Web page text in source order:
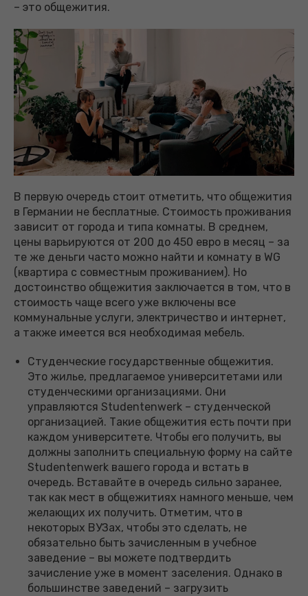
– это общежития.
В первую очередь стоит отметить, что общежития
в Германии не бесплатные. Стоимость проживания
зависит от города и типа комнаты. В среднем,
цены варьируются от 200 до 450 евро в месяц – за
те же деньги часто можно найти и комнату в WG
(квартира с совместным проживанием). Но
достоинство общежития заключается в том, что в
стоимость чаще всего уже включены все
коммунальные услуги, электричество и интернет,
а также имеется вся необходимая мебель.
Студенческие государственные общежития.
Это жилье, предлагаемое университетами или
студенческими организациями. Они
управляются Studentenwerk – студенческой
организацией. Такие общежития есть почти при
каждом университете. Чтобы его получить, вы
должны заполнить специальную форму на сайте
Studentenwerk вашего города и встать в
очередь. Вставайте в очередь сильно заранее,
так как мест в общежитиях намного меньше, чем
желающих их получить. Отметим, что в
некоторых ВУЗах, чтобы это сделать, не
обязательно быть зачисленным в учебное
заведение – вы можете подтвердить
зачисление уже в момент заселения. Однако в
большинстве заведений – загрузить